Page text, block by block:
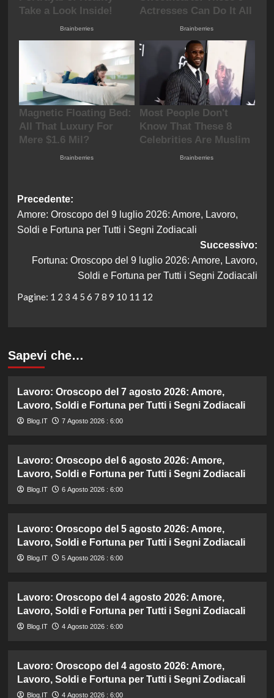
Navigazione
articolo
Precedente:
Amore: Oroscopo del 9 luglio 2026: Amore, Lavoro,
Soldi e Fortuna per Tutti i Segni Zodiacali
Successivo:
Fortuna: Oroscopo del 9 luglio 2026: Amore, Lavoro,
Soldi e Fortuna per Tutti i Segni Zodiacali
Pagine: 1 2 3 4 5 6 7 8 9 10 11 12
Sapevi che…
Lavoro: Oroscopo del 7 agosto 2026: Amore,
Lavoro, Soldi e Fortuna per Tutti i Segni Zodiacali
Blog.IT 7 Agosto 2026 : 6:00
Lavoro: Oroscopo del 6 agosto 2026: Amore,
Lavoro, Soldi e Fortuna per Tutti i Segni Zodiacali
Blog.IT 6 Agosto 2026 : 6:00
Lavoro: Oroscopo del 5 agosto 2026: Amore,
Lavoro, Soldi e Fortuna per Tutti i Segni Zodiacali
Blog.IT 5 Agosto 2026 : 6:00
Lavoro: Oroscopo del 4 agosto 2026: Amore,
Lavoro, Soldi e Fortuna per Tutti i Segni Zodiacali
Blog.IT 4 Agosto 2026 : 6:00
Lavoro: Oroscopo del 4 agosto 2026: Amore,
Lavoro, Soldi e Fortuna per Tutti i Segni Zodiacali
Blog.IT 4 Agosto 2026 : 6:00